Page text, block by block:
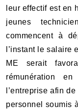
leur effectif est en
jeunes
commencent à
l’instant le salaire
ME serait
rémunération
l’entreprise afin
personnel soumis